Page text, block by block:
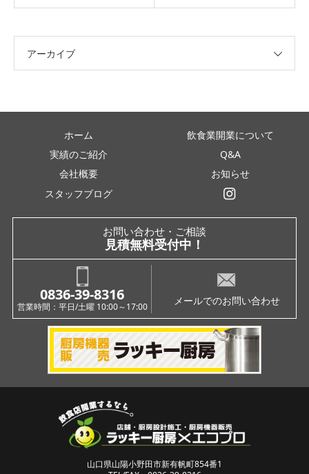
アーカイブ
ホーム
飲食業開業について
実績のご紹介
Q&A
会社概要
お知らせ
スタッフブログ
お問い合わせ・ご相談
見積無料受付中！
0836-39-8316
営業時間：平日/土曜 10:00～17:00 メールでのお問い合わせ
山口県山陽小野田市新有帆町854番1